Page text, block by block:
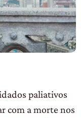
paliativos
com a morte nos